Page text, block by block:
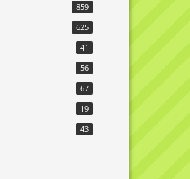
859
625
41
56
67
19
43